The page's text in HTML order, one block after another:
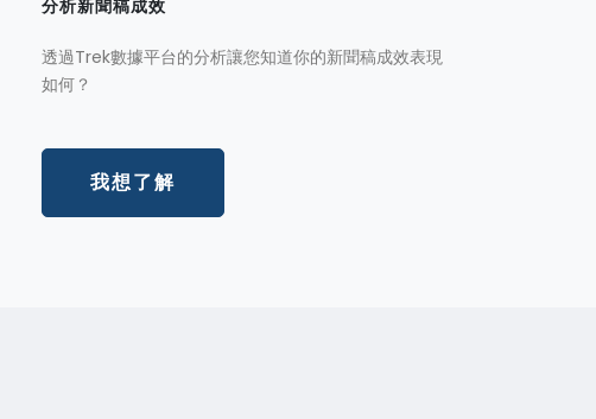
分析新聞稿成效
透過Trek數據平台的分析讓您知道你的新聞稿成效表現
如何？
我想了解